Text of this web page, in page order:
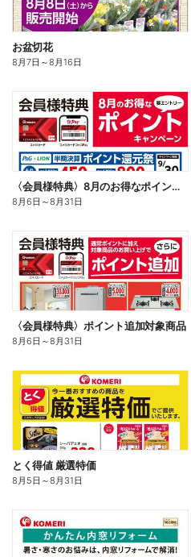
お盆切花
8月7日 ～8月16日
〈会員様特典〉8月のお得なポイントキャンペーン
8月6日 ～8月31日
〈会員様特典〉ポイント追加対象商品
8月6日 ～8月31日
とく得値 厳選特価
8月5日 ～8月31日